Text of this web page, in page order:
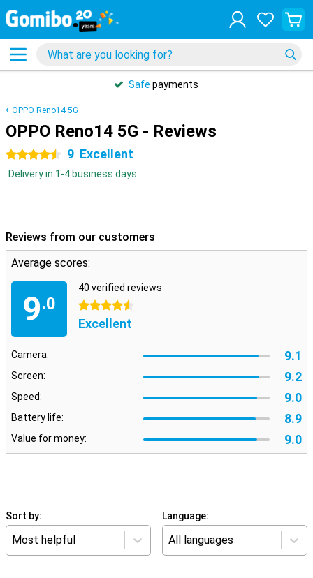
Safe payments
OPPO Reno14 5G
OPPO Reno14 5G - Reviews
4.5 stars 9 Excellent
Delivery in 1-4 business days
Reviews from our customers
Average scores:
9.0
40 verified reviews
4.5 stars
Excellent
Camera: 9.1
Screen: 9.2
Speed: 9.0
Battery life: 8.9
Value for money: 9.0
Sort by:
Most helpful
Language:
All languages